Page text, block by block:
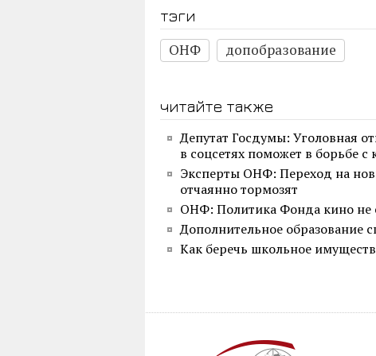
тэги
ОНФ
допобразование
читайте также
Депутат Госдумы: Уголовная
в соцсетях поможет в борьбе
Эксперты ОНФ: Переход на
отчаянно тормозят
ОНФ: Политика Фонда кино не
Дополнительное образование
Как беречь школьное